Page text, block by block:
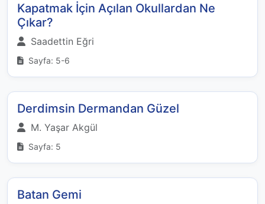
Kapatmak İçin Açılan Okullardan Ne
Çıkar?
Saadettin Eğri
Sayfa: 5-6
Derdimsin Dermandan Güzel
M. Yaşar Akgül
Sayfa: 5
Batan Gemi